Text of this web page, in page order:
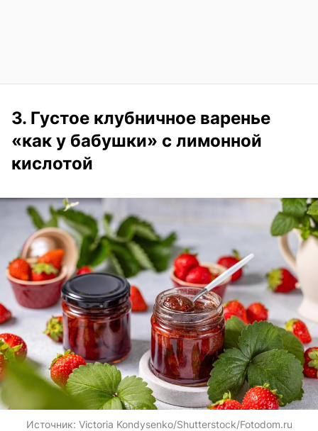
3. Густое клубничное варенье
«как у бабушки» с лимонной
кислотой
Источник: Victoria Kondysenko/Shutterstock/Fotodom.ru